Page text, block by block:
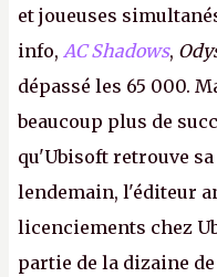
et joueuses
info, AC Shadows,
dépassé les 65 000.
beaucoup plus de
qu'Ubisoft retrouve
lendemain, l'éditeur
licenciements chez
partie de la dizaine